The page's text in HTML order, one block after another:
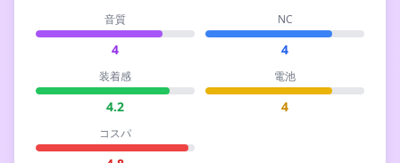
音質
4
NC
4
装着感
4.2
電池
4
コスパ